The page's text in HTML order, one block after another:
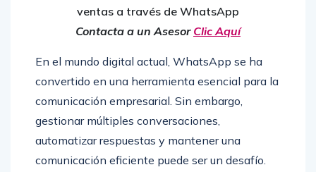
ventas a través de WhatsApp
Contacta a un Asesor Clic Aquí
En el mundo digital actual, WhatsApp se ha
convertido en una herramienta esencial para la
comunicación empresarial. Sin embargo,
gestionar múltiples conversaciones,
automatizar respuestas y mantener una
comunicación eficiente puede ser un desafío.